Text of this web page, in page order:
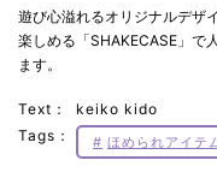
遊び心溢れるオリジナルデザ
楽しめる「SHAKECASE」で
ます。
Text：
keiko kido
Tags：
ほめられアイテ